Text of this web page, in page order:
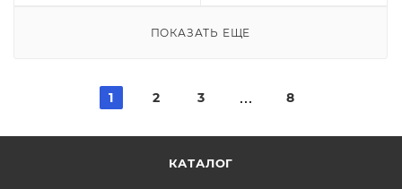
ПОКАЗАТЬ ЕЩЕ
1 2 3 8
КАТАЛОГ